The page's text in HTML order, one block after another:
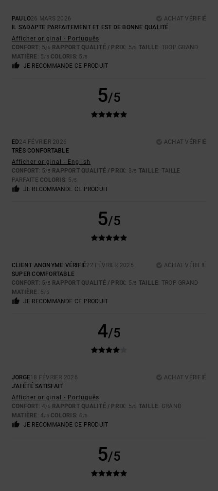
PAULO26 MARS 2026
ACHAT VÉRIFIÉ
IL S'ADAPTE PARFAITEMENT ET EST DE BONNE QUALITÉ
Afficher original - Português
CONFORT: 5/5 RAPPORT QUALITÉ / PRIX: 5/5 TAILLE: TROP GRAND
MATIÈRE : 5/5 COLORIS: 5 /5
JE RECOMMANDE CE PRODUIT
5/5
ED24 FÉVRIER 2026
ACHAT VÉRIFIÉ
TRÈS CONFORTABLE
Afficher original - English
CONFORT: 5/5 RAPPORT QUALITÉ / PRIX: 3/5 TAILLE: TAILLE
PARFAITE COLORIS: 5 /5
JE RECOMMANDE CE PRODUIT
5/5
CLIENT ANONYME VÉRIFIÉ22 FÉVRIER 2026
ACHAT VÉRIFIÉ
SUPER COMFORTABLE
CONFORT: 5/5 RAPPORT QUALITÉ / PRIX: 5/5 TAILLE: TROP GRAND
MATIÈRE : 5/5
JE RECOMMANDE CE PRODUIT
4/5
JORGE18 FÉVRIER 2026
ACHAT VÉRIFIÉ
J'AI ÉTÉ SATISFAIT
Afficher original - Português
CONFORT: 4/5 RAPPORT QUALITÉ / PRIX: 5/5 TAILLE: GRAND
MATIÈRE : 4/5 COLORIS: 4 /5
JE RECOMMANDE CE PRODUIT
5/5